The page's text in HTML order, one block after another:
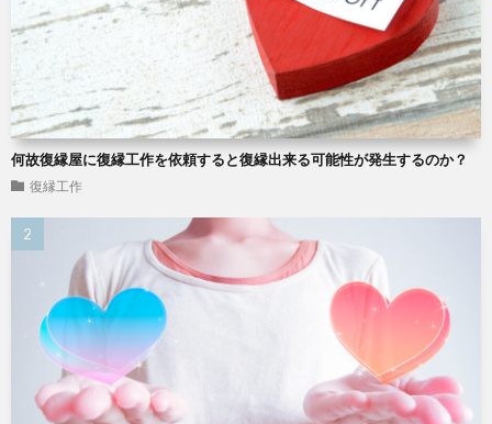
何故復縁屋に復縁工作を依頼すると復縁出来る可能性が発生するのか？
復縁工作